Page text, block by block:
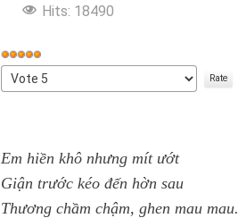
Hits: 18490
User
Rating:
Please
Rate
Em hiền khô nhưng mít ướt
Giận trước kéo đến hờn sau
Thương chầm chậm, ghen mau mau.